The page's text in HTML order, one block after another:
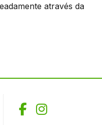
através da
Facebook
Instagram